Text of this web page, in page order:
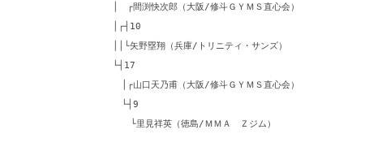
│ ┌間渕快次郎（大阪/修斗ＧＹＭＳ直心会）
│┌┤10
││└矢野塁翔（兵庫/トリニティ・サンズ）
└┤17
│┌山口天乃甫（大阪/修斗ＧＹＭＳ直心会）
└┤9
└里見祥英（徳島/ＭＭＡ Ｚジム）